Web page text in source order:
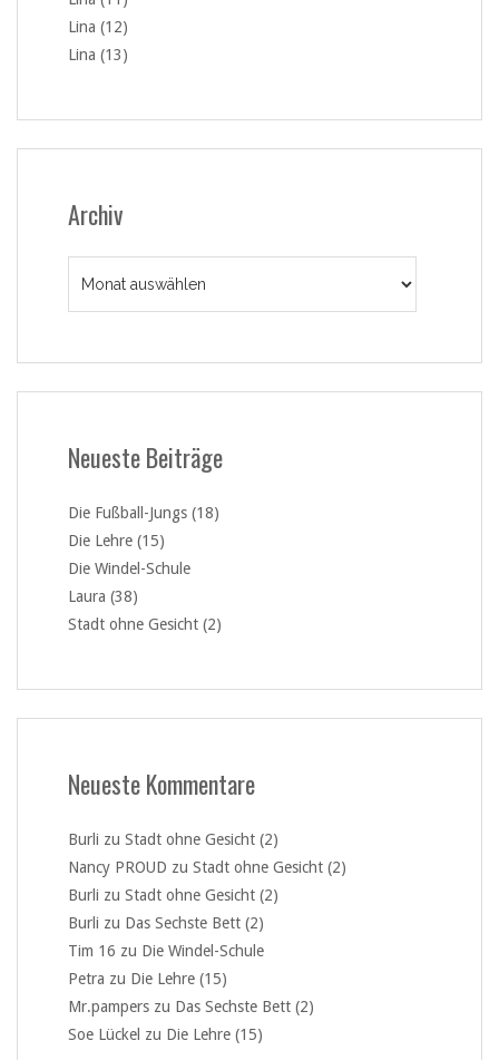
Lina (12)
Lina (13)
Archiv
Neueste Beiträge
Die Fußball-Jungs (18)
Die Lehre (15)
Die Windel-Schule
Laura (38)
Stadt ohne Gesicht (2)
Neueste Kommentare
Burli zu Stadt ohne Gesicht (2)
Nancy PROUD zu Stadt ohne Gesicht (2)
Burli zu Stadt ohne Gesicht (2)
Burli zu Das Sechste Bett (2)
Tim 16 zu Die Windel-Schule
Petra zu Die Lehre (15)
Mr.pampers zu Das Sechste Bett (2)
Soe Lückel zu Die Lehre (15)